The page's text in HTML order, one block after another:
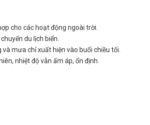
cho các hoạt động ngoài trời.
du lịch biển.
mưa chỉ xuất hiện vào buổi chiều tối.
nhiệt độ vẫn ấm áp, ổn định.